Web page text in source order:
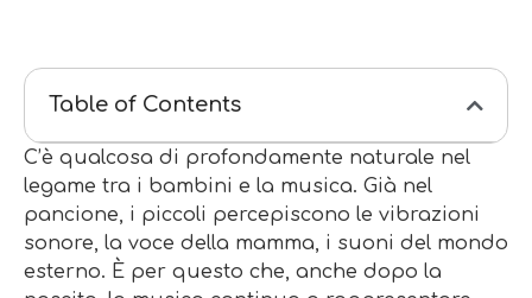
Table of Contents
C’è qualcosa di profondamente naturale nel
legame tra i bambini e la musica. Già nel
pancione, i piccoli percepiscono le vibrazioni
sonore, la voce della mamma, i suoni del mondo
esterno. È per questo che, anche dopo la